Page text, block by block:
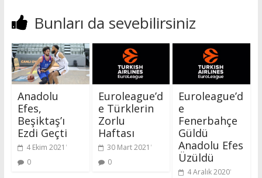
Bunları da sevebilirsiniz
Anadolu
Efes,
Beşiktaş’ı
Ezdi Geçti
4 Ekim 2021
0
Euroleague’d
e Türklerin
Zorlu
Haftası
30 Mart 2021
0
Euroleague’d
e
Fenerbahçe
Güldü
Anadolu Efes
Üzüldü
4 Aralık 2020